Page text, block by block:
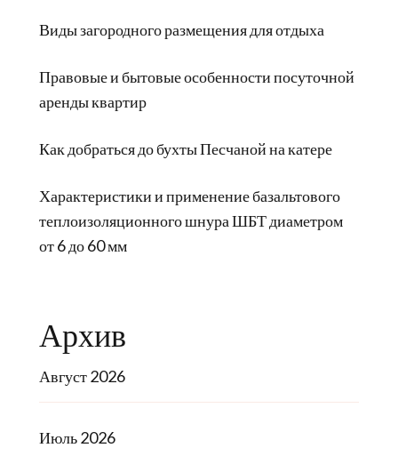
Виды загородного размещения для отдыха
Правовые и бытовые особенности посуточной
аренды квартир
Как добраться до бухты Песчаной на катере
Характеристики и применение базальтового
теплоизоляционного шнура ШБТ диаметром
от 6 до 60 мм
Архив
Август 2026
Июль 2026